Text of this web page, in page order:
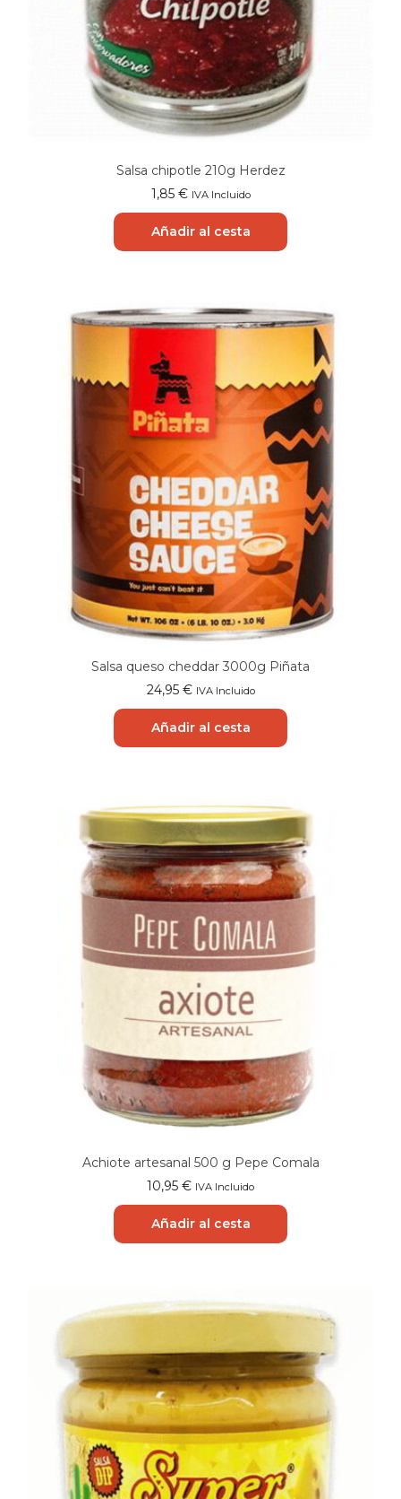
Salsa chipotle 210g Herdez
1,85 € IVA Incluido
Añadir al cesta
Salsa queso cheddar 3000g Piñata
24,95 € IVA Incluido
Añadir al cesta
Achiote artesanal 500 g Pepe Comala
10,95 € IVA Incluido
Añadir al cesta